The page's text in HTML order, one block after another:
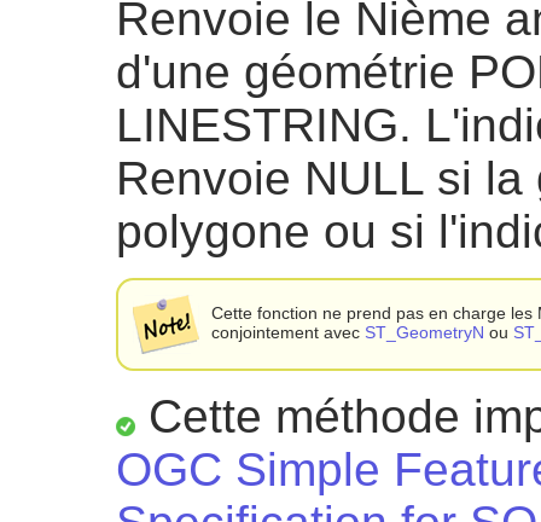
Renvoie le Nième
d'une géométrie
LINESTRING.
Renvoie NULL si
polygone ou si
Cette fonction ne prend pas en charge les
conjointement avec ST_GeometryN ou
Cette méthode
OGC Simple